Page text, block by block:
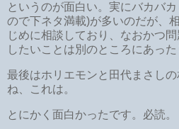
というのが面白い。実にバカバ
ので下ネタ満載)が多いのだが、
じめに相談しており、なおかつ
したいことは別のところにあっ
最後はホリエモンと田代まさし
ね、これは。
とにかく面白かったです。必読。